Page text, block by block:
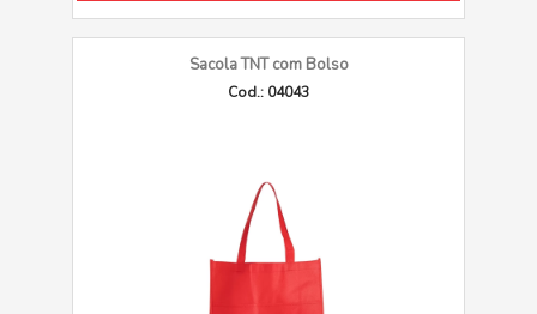
Sacola TNT com Bolso
Cod.: 04043